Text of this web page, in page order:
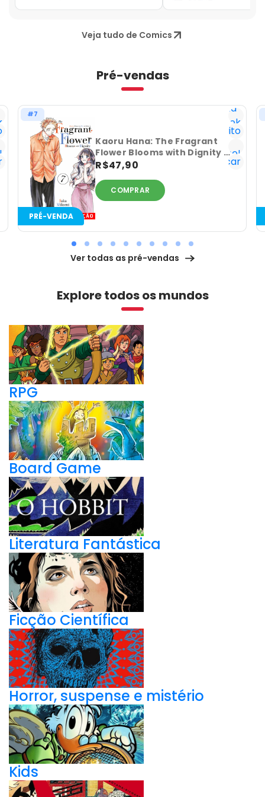
Veja tudo de Comics
Pré-vendas
Lista
Geek
Favorito
Já
tenho!
Notificar
#7
Kaoru Hana: The Fragrant
Flower Blooms with Dignity -
Volume 07
R$47,90
COMPRAR
PRÉ-VENDA
Ver todas as pré-vendas
Explore todos os mundos
RPG
Board Game
Literatura Fantástica
Ficção Científica
Horror, suspense e mistério
Kids